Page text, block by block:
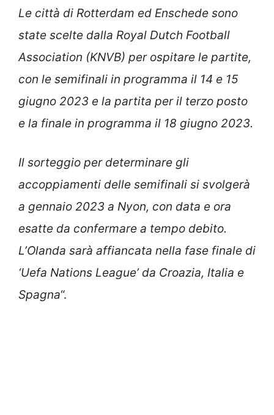
Le città di Rotterdam ed Enschede sono
state scelte dalla Royal Dutch Football
Association (KNVB) per ospitare le partite,
con le semifinali in programma il 14 e 15
giugno 2023 e la partita per il terzo posto
e la finale in programma il 18 giugno 2023.
Il sorteggio per determinare gli
accoppiamenti delle semifinali si svolgerà
a gennaio 2023 a Nyon, con data e ora
esatte da confermare a tempo debito.
L’Olanda sarà affiancata nella fase finale di
‘Uefa Nations League’ da Croazia, Italia e
Spagna“.